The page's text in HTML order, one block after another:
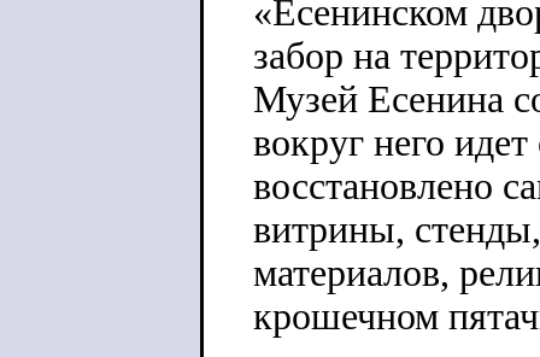
«Есенинском
забор на
Музей Есенина
вокруг него
восстановлено
витрины,
материалов,
крошечном